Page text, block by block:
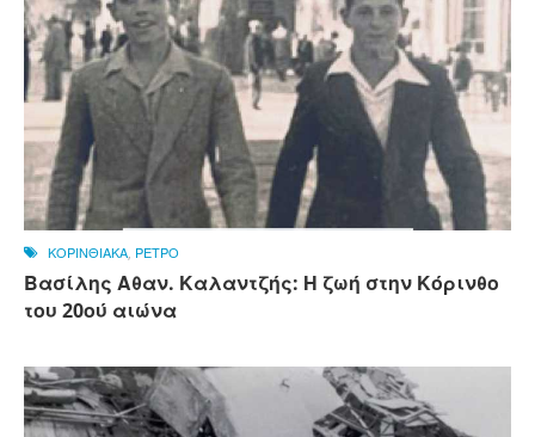
ΚΟΡΙΝΘΙΑΚΑ, ΡΕΤΡΟ
Βασίλης Αθαν. Καλαντζής: Η ζωή στην Κόρινθο
του 20ού αιώνα